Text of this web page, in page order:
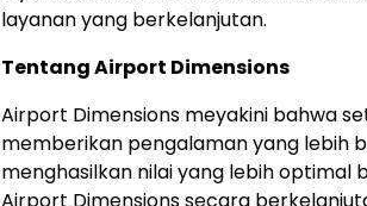
layanan yang berkelanjutan.
Tentang Airport Dimensions
Airport Dimensions meyakini bahwa
memberikan pengalaman yang lebih
menghasilkan nilai yang lebih optimal